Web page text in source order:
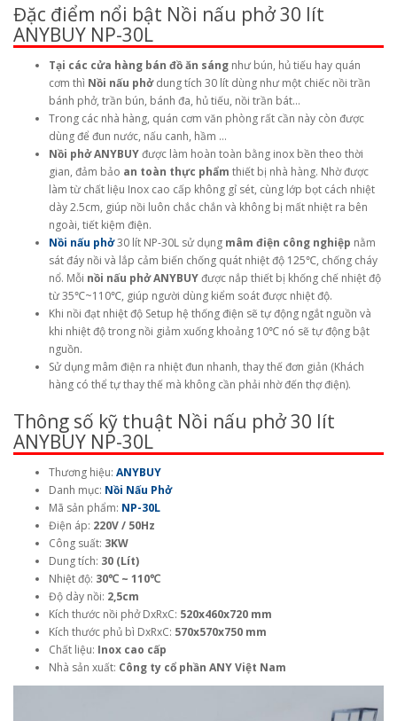
Đặc điểm nổi bật Nồi nấu phở 30 lít
ANYBUY NP-30L
Tại các cửa hàng bán đồ ăn sáng như bún, hủ tiếu hay quán
cơm thì Nồi nấu phởdung tích 30 lít dùng như một chiếc nồi trần
bánh phở, trần bún, bánh đa, hủ tiếu, nồi trần bát…
Trong các nhà hàng, quán cơm văn phòng rất cần này còn được
dùng để đun nước, nấu canh, hầm …
Nồi phở ANYBUYđược làm hoàn toàn bằng inox bền theo thời
gian, đảm bảo an toàn thực phẩm thiết bị nhà hàng. Nhờ được
làm từ chất liệu Inox cao cấp không gỉ sét, cùng lớp bọt cách nhiệt
dày 2.5cm, giúp nồi luôn chắc chắn và không bị mất nhiệt ra bên
ngoài, tiết kiệm điện.
Nồi nấu phở30 lít NP-30L sử dụng mâm điện công nghiệp nằm
sát đáy nồi và lắp cảm biến chống quát nhiệt độ 125℃, chống cháy
nổ. Mỗi nồi nấu phở ANYBUYđược nắp thiết bị khống chế nhiệt độ
từ 35℃~110℃, giúp người dùng kiểm soát được nhiệt độ.
Khi nồi đạt nhiệt độ Setup hệ thống điện sẽ tự động ngắt nguồn và
khi nhiệt độ trong nồi giảm xuống khoảng 10℃ nó sẽ tự động bật
nguồn.
Sử dụng mâm điện ra nhiệt đun nhanh, thay thế đơn giản (Khách
hàng có thể tự thay thế mà không cần phải nhờ đến thợ điện).
Thông số kỹ thuật Nồi nấu phở 30 lít
ANYBUY NP-30L
Thương hiệu: ANYBUY
Danh mục: Nồi Nấu Phở
Mã sản phẩm: NP-30L
Điện áp: 220V / 50Hz
Công suất: 3KW
Dung tích: 30 (Lít)
Nhiệt độ: 30℃ ~ 110℃
Độ dày nồi: 2,5cm
Kích thước nồi phở DxRxC: 520x460x720 mm
Kích thước phủ bì DxRxC: 570x570x750 mm
Chất liệu: Inox cao cấp
Nhà sản xuất: Công ty cổ phần ANY Việt Nam